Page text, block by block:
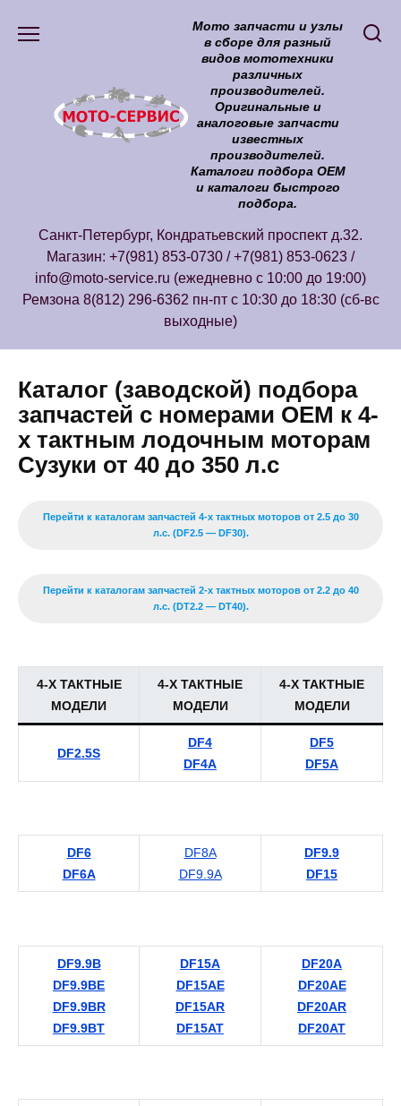
Мото запчасти и узлы
в сборе для разный
видов мототехники
различных
производителей.
Оригинальные и
аналоговые запчасти
известных
производителей.
Каталоги подбора ОЕМ
и каталоги быстрого
подбора.
Санкт-Петербург, Кондратьевский проспект д.32.
Магазин: +7(981) 853-0730 / +7(981) 853-0623 /
info@moto-service.ru (ежедневно с 10:00 до 19:00)
Ремзона 8(812) 296-6362 пн-пт с 10:30 до 18:30 (сб-вс
выходные)
Каталог (заводской) подбора
запчастей с номерами ОЕМ к 4-
х тактным лодочным моторам
Сузуки от 40 до 350 л.с
Перейти к каталогам запчастей 4-х тактных моторов от 2.5 до 30
л.с. (DF2.5 — DF30).
Перейти к каталогам запчастей 2-х тактных моторов от 2.2 до 40
л.с. (DT2.2 — DT40).
4-Х ТАКТНЫЕ
МОДЕЛИ
4-Х ТАКТНЫЕ
МОДЕЛИ
4-Х ТАКТНЫЕ
МОДЕЛИ
DF2.5S
DF4
DF4A
DF5
DF5A
DF6
DF6A
DF8A
DF9.9A
DF9.9
DF15
DF9.9B
DF9.9BE
DF9.9BR
DF9.9BT
DF15A
DF15AE
DF15AR
DF15AT
DF20A
DF20AE
DF20AR
DF20AT